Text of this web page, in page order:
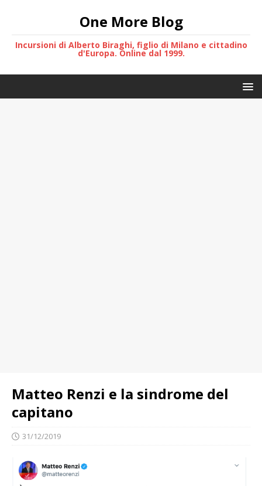
One More Blog
Incursioni di Alberto Biraghi, figlio di Milano e cittadino
d'Europa. Online dal 1999.
Matteo Renzi e la sindrome del
capitano
31/12/2019